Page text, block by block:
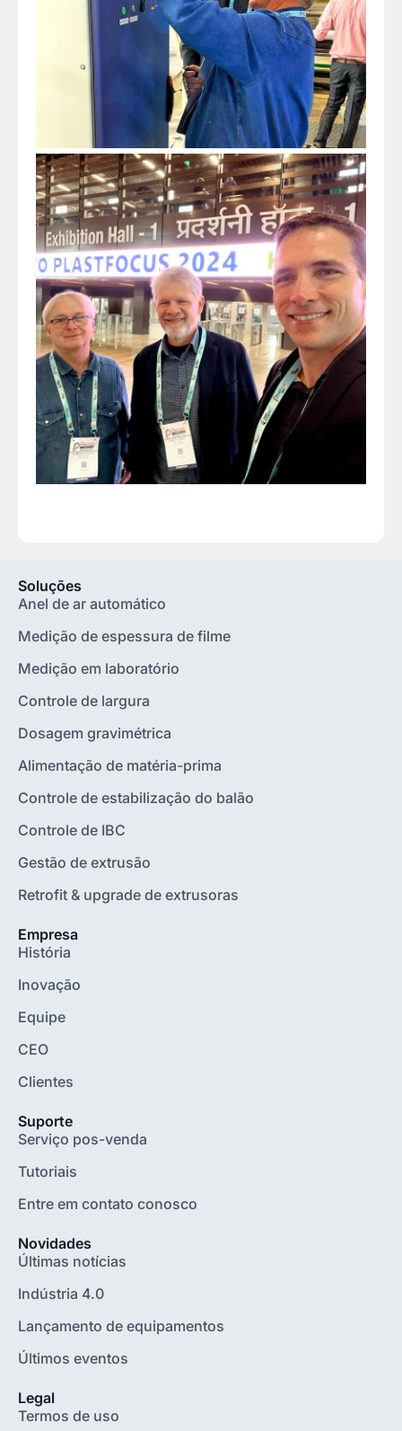
Soluções
Anel de ar automático
Medição de espessura de filme
Medição em laboratório
Controle de largura
Dosagem gravimétrica
Alimentação de matéria-prima
Controle de estabilização do balão
Controle de IBC
Gestão de extrusão
Retrofit & upgrade de extrusoras
Empresa
História
Inovação
Equipe
CEO
Clientes
Suporte
Serviço pos-venda
Tutoriais
Entre em contato conosco
Novidades
Últimas notícias
Indústria 4.0
Lançamento de equipamentos
Últimos eventos
Legal
Termos de uso